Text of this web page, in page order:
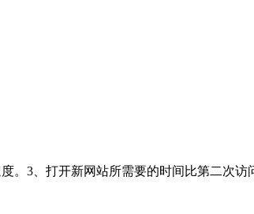
。3、打开新网站所需要的时间比第二次访